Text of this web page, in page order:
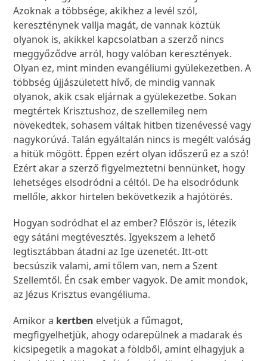
Azoknak a többsége, akikhez a levél szól,
kereszténynek vallja magát, de vannak köztük
olyanok is, akikkel kapcsolatban a szerző nincs
meggyőződve arról, hogy valóban keresztények.
Olyan ez, mint minden evangéliumi gyülekezetben. A
többség újjászületett hívő, de mindig vannak
olyanok, akik csak eljárnak a gyülekezetbe. Sokan
megtértek Krisztushoz, de szellemileg nem
növekedtek, sohasem váltak hitben tizenévessé vagy
nagykorúvá. Talán egyáltalán nincs is megélt valóság
a hitük mögött. Éppen ezért olyan időszerű ez a szó!
Ezért akar a szerző figyelmeztetni bennünket, hogy
lehetséges elsodródni a céltól. De ha elsodródunk
mellőle, akkor hirtelen bekövetkezik a hajótörés.
Hogyan sodródhat el az ember? Először is, létezik
egy sátáni megtévesztés. Igyekszem a lehető
legtisztábban átadni az Ige üzenetét. Itt-ott
becsúszik valami, ami tőlem van, nem a Szent
Szellemtől. Én csak ember vagyok. De amit mondok,
az Jézus Krisztus evangéliuma.
Amikor a kertben elvetjük a fűmagot,
megfigyelhetjük, ahogy odarepülnek a madarak és
kicsipegetik a magokat a földből, amint elhagyjuk a